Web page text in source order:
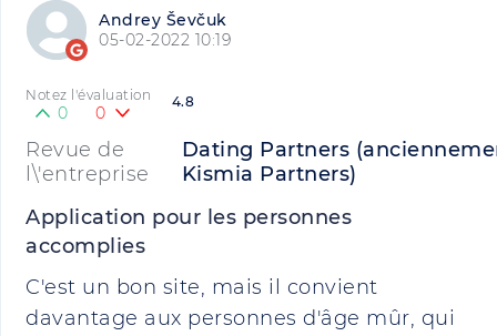
Andrey Ševčuk
05-02-2022 10:19
4.8
Notez l'évaluation
0 0
Revue de
l\'entreprise
Dating Partners
Kismia Partners)
Application pour les personnes
accomplies
C'est un bon site, mais il convient
davantage aux personnes d'âge mûr, qui